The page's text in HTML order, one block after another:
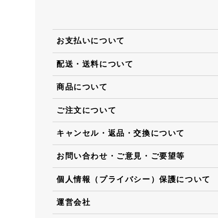
お支払いについて
配送・送料について
商品について
ご注文について
キャンセル・返品・交換について
お問い合わせ・ご意見・ご要望等
個人情報（プライバシー）保護について
運営会社